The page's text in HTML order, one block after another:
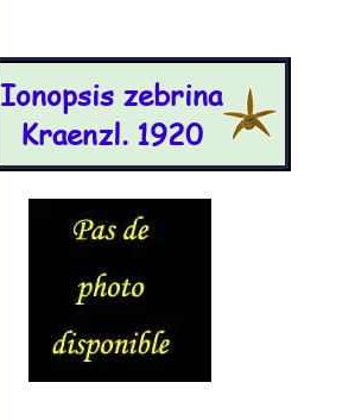
Ionopsis zebrina
Kraenzl. 1920